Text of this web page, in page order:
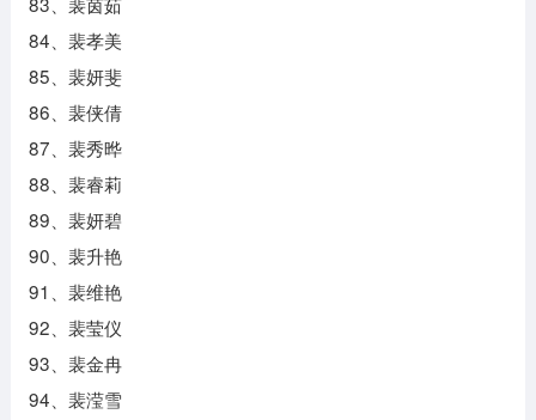
84、裴孝美
85、裴妍斐
86、裴侠倩
87、裴秀晔
88、裴睿莉
89、裴妍碧
90、裴升艳
91、裴维艳
92、裴莹仪
93、裴金冉
94、裴滢雪